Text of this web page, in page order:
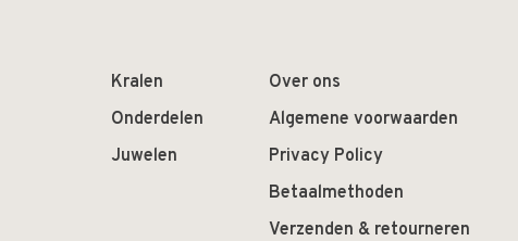
Kralen
Onderdelen
Juwelen
Over ons
Algemene voorwaarden
Privacy Policy
Betaalmethoden
Verzenden & retourneren